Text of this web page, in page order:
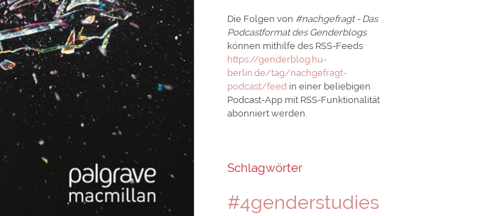
Die Folgen von #nachgefragt - Das
Podcastformat des Genderblogs
können mithilfe des RSS-Feeds
https://genderblog.hu-
berlin.de/tag/nachgefragt-
podcast/feed in einer beliebigen
Podcast-App mit RSS-Funktionalität
abonniert werden.
Schlagwörter
#4genderstudies